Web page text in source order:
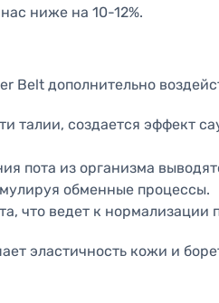
ниже на 10-12%.
Belt дополнительно
талии, создается эффект
пота из организма
обменные процессы.
что ведет к нормализации
эластичность кожи и